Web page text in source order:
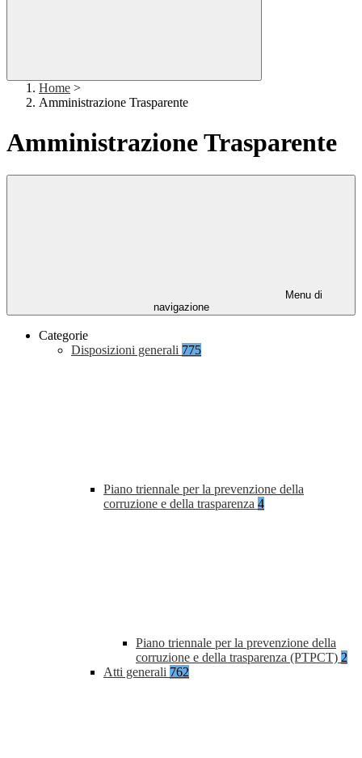
Home >
Amministrazione Trasparente
Amministrazione Trasparente
Menu di
navigazione
Categorie
Disposizioni generali 775
Piano triennale per la prevenzione della
corruzione e della trasparenza 4
Piano triennale per la prevenzione della
corruzione e della trasparenza (PTPCT) 2
Atti generali 762